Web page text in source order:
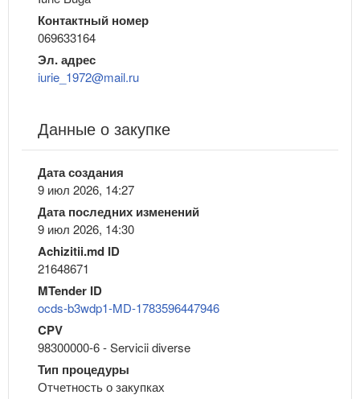
Контактный номер
069633164
Эл. адрес
iurie_1972@mail.ru
Данные о закупке
Дата создания
9 июл 2026, 14:27
Дата последних изменений
9 июл 2026, 14:30
Achizitii.md ID
21648671
MTender ID
ocds-b3wdp1-MD-1783596447946
CPV
98300000-6 - Servicii diverse
Тип процедуры
Отчетность о закупках